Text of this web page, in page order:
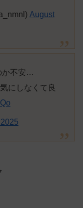
August
か不安…
にしなくて良